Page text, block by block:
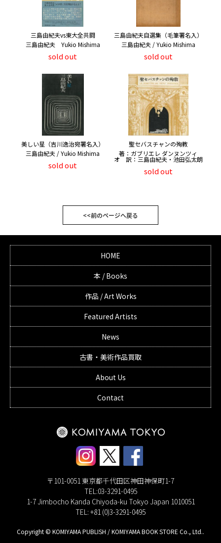
三島由紀夫vs東大全共闘
三島由紀夫 Yukio Mishima
sold out
三島由紀夫自選集（毛筆署名入）
三島由紀夫 / Yukio Mishima
sold out
美しい星（吉川逸治宛署名入）
三島由紀夫 / Yukio Mishima
sold out
聖セバスチャンの殉教
著：ガブリエレ ダンヌンツィ
オ 訳：三島由紀夫・池田弘太朗
sold out
<<前のページへ戻る
HOME
本 / Books
作品 / Art Works
Featured Artists
News
古書・美術作品買取
About Us
Contact
〒101-0051 東京都千代田区神田神保町1-7
TEL:03-3291-0495
1-7 Jimbocho Kanda Chiyoda-ku Tokyo Japan 1010051
TEL: +81 (0)3-3291-0495
Copyright © KOMIYAMA PUBLISH / KOMIYAMA BOOK STORE Co., Ltd..